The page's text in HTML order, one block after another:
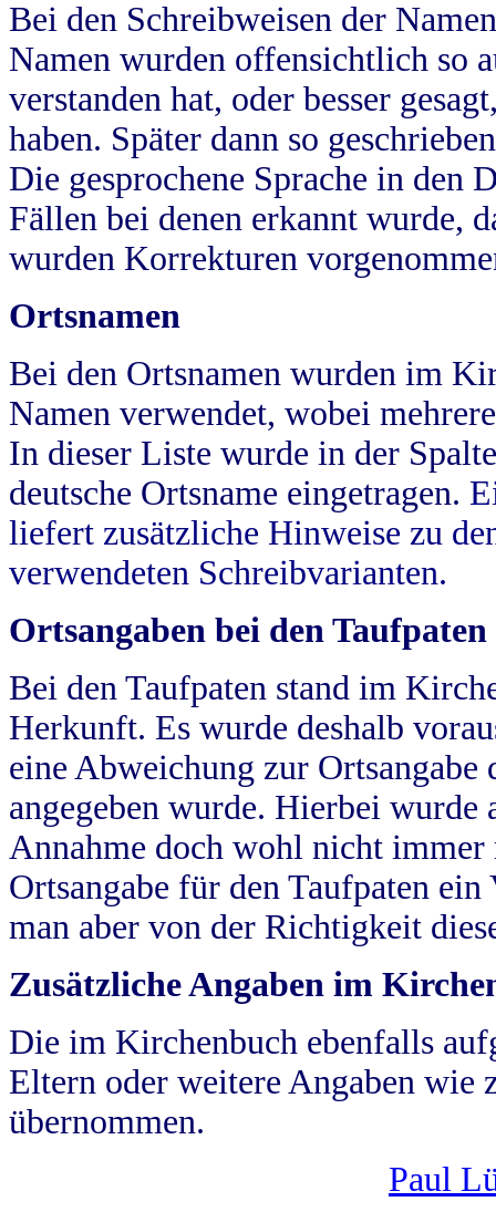
Bei den Schreibweisen der
Namen wurden offensichtlich so
verstanden hat, oder besser
haben. Später dann so
Die gesprochene Sprache in
Fällen bei denen erkannt wurde,
wurden Korrekturen
Ortsnamen
Bei den Ortsnamen wurden im
Namen verwendet, wobei
In dieser Liste wurde in der
deutsche Ortsname eingetragen.
liefert zusätzliche Hinweise zu
verwendeten Schreibvarianten.
Ortsangaben bei den Taufpaten
Bei den Taufpaten stand im
Herkunft. Es wurde deshalb
eine Abweichung zur
angegeben wurde. Hierbei wurde
Annahme doch wohl nicht
Ortsangabe für den Taufpaten
man aber von der Richtigkeit
Zusätzliche Angaben im
Die im Kirchenbuch ebenfalls
Eltern oder weitere Angaben wie
übernommen.
Paul